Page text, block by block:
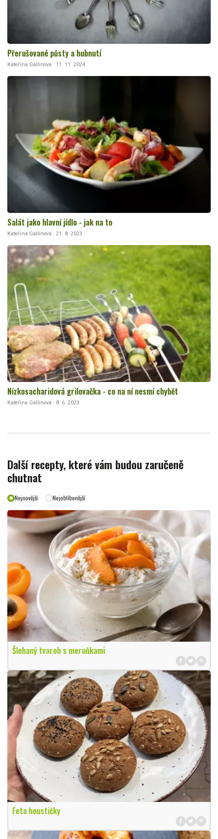
Přerušované půsty a hubnutí
Kateřina Gallinová · 11. 11. 2024
Salát jako hlavní jídlo - jak na to
Kateřina Gallinová · 21. 8. 2023
Nízkosacharidová grilovačka - co na ní nesmí chybět
Kateřina Gallinová · 8. 6. 2023
Další recepty, které vám budou zaručeně
chutnat
Nejnovější Nejoblíbenější
Šlehaný tvaroh s meruňkami
Feta houstičky